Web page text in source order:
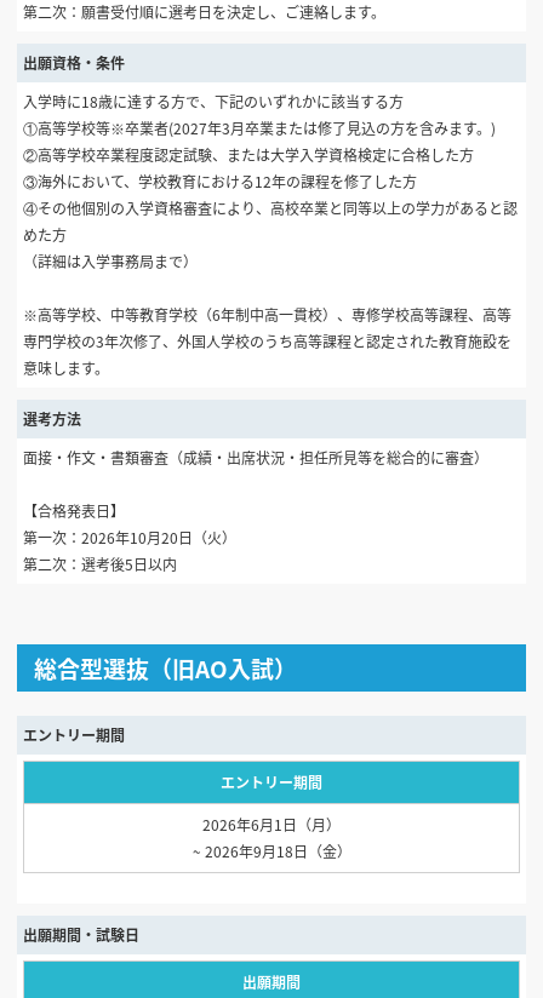
第二次：願書受付順に選考日を決定し、ご連絡します。
出願資格・条件
入学時に18歳に達する方で、下記のいずれかに該当する方
①高等学校等※卒業者(2027年3月卒業または修了見込の方を含みます。)
②高等学校卒業程度認定試験、または大学入学資格検定に合格した方
③海外において、学校教育における12年の課程を修了した方
④その他個別の入学資格審査により、高校卒業と同等以上の学力があると認
めた方
（詳細は入学事務局まで）
※高等学校、中等教育学校（6年制中高一貫校）、専修学校高等課程、高等
専門学校の3年次修了、外国人学校のうち高等課程と認定された教育施設を
意味します。
選考方法
面接・作文・書類審査（成績・出席状況・担任所見等を総合的に審査）
【合格発表日】
第一次：2026年10月20日（火）
第二次：選考後5日以内
総合型選抜（旧AO入試）
エントリー期間
エントリー期間
2026年6月1日（月）
~ 2026年9月18日（金）
出願期間・試験日
出願期間